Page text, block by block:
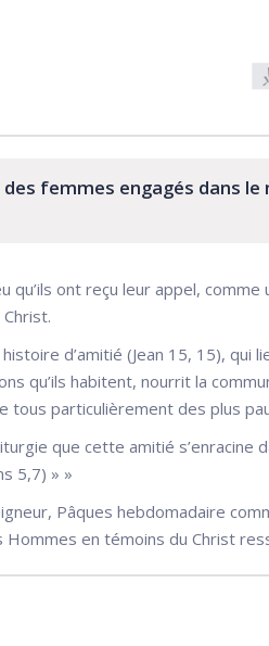
femmes engagés dans le
qu’ils ont reçu leur appel, comme
d’amitié (Jean 15, 15), qui
qu’ils habitent, nourrit la
tous particulièrement des plus
que cette amitié s’enracine
5,7) » »
Pâques hebdomadaire
en témoins du Christ